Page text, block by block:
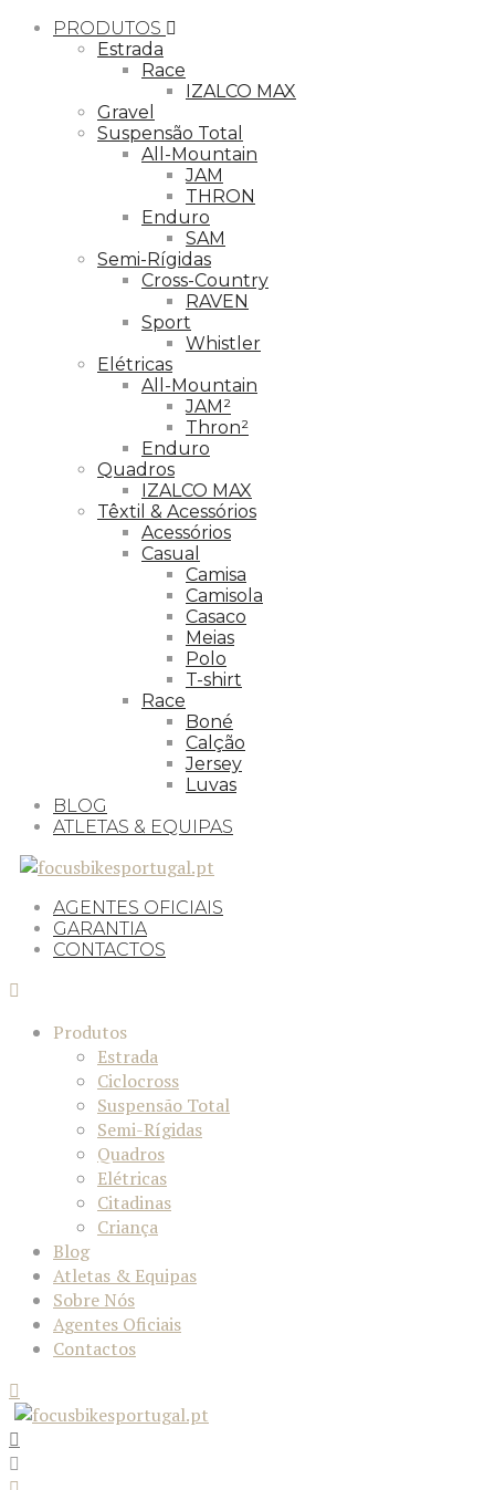
PRODUTOS
Estrada
Race
IZALCO MAX
Gravel
Suspensão Total
All-Mountain
JAM
THRON
Enduro
SAM
Semi-Rígidas
Cross-Country
RAVEN
Sport
Whistler
Elétricas
All-Mountain
JAM²
Thron²
Enduro
Quadros
IZALCO MAX
Têxtil & Acessórios
Acessórios
Casual
Camisa
Camisola
Casaco
Meias
Polo
T-shirt
Race
Boné
Calção
Jersey
Luvas
BLOG
ATLETAS & EQUIPAS
AGENTES OFICIAIS
GARANTIA
CONTACTOS
Produtos
Estrada
Ciclocross
Suspensão Total
Semi-Rígidas
Quadros
Elétricas
Citadinas
Criança
Blog
Atletas & Equipas
Sobre Nós
Agentes Oficiais
Contactos